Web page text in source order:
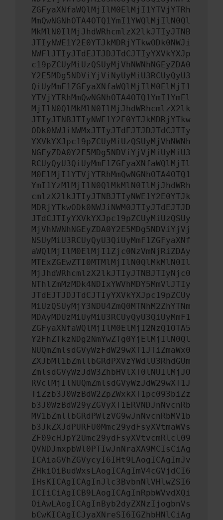
ZGFyaXNfaWQlMjIlM0ElMjI1YTVjYTRh
MmQwNGNhOTA4OTQ1YmI1YWQlMjIlN0Ql
MkMlN0IlMjJhdWRhcmlzX2lkJTIyJTNB
JTIyNWE1Y2E0YTJkMDRjYTkwODk0NWJi
NWFlJTIyJTdEJTJDJTdCJTIyYXVkYXJp
c19pZCUyMiUzQSUyMjVhNWNhNGEyZDA0
Y2E5MDg5NDViYjViNyUyMiU3RCUyQyU3
QiUyMmF1ZGFyaXNfaWQlMjIlM0ElMjI1
YTVjYTRhMmQwNGNhOTA4OTQ1YmI1YmEl
MjIlN0QlMkMlN0IlMjJhdWRhcmlzX2lk
JTIyJTNBJTIyNWE1Y2E0YTJkMDRjYTkw
ODk0NWJiNWMxJTIyJTdEJTJDJTdCJTIy
YXVkYXJpc19pZCUyMiUzQSUyMjVhNWNh
NGEyZDA0Y2E5MDg5NDViYjVjMiUyMiU3
RCUyQyU3QiUyMmF1ZGFyaXNfaWQlMjIl
M0ElMjI1YTVjYTRhMmQwNGNhOTA4OTQ1
YmI1YzMlMjIlN0QlMkMlN0IlMjJhdWRh
cmlzX2lkJTIyJTNBJTIyNWE1Y2E0YTJk
MDRjYTkwODk0NWJiNWM0JTIyJTdEJTJD
JTdCJTIyYXVkYXJpc19pZCUyMiUzQSUy
MjVhNWNhNGEyZDA0Y2E5MDg5NDViYjVj
NSUyMiU3RCUyQyU3QiUyMmF1ZGFyaXNf
aWQlMjIlM0ElMjI1Zjc0NzVmNjRiZDAy
MTExZGEwZTI0MTMlMjIlN0QlMkMlN0Il
MjJhdWRhcmlzX2lkJTIyJTNBJTIyNjc0
NThlZmMzMDk4NDIxYWVhMDY5MmVlJTIy
JTdEJTJDJTdCJTIyYXVkYXJpc19pZCUy
MiUzQSUyMjY3NDU4ZmQ0MTNhM2ZhYTNm
MDAyMDUzMiUyMiU3RCUyQyU3QiUyMmF1
ZGFyaXNfaWQlMjIlM0ElMjI2NzQ1OTA5
Y2FhZTkzNDg2NmYwZTg0YjElMjIlN0Ql
NUQmZmlsdGVyWzFdW29wXT1JTiZmaWx0
ZXJbMl1bZmllbGRdPXVzYWdlU3RhdGUm
ZmlsdGVyWzJdW3ZhbHVlXT0lNUIlMjJO
RVclMjIlNUQmZmlsdGVyWzJdW29wXT1J
TiZzb3J0WzBdW2ZpZWxkXT1pc093biZz
b3J0WzBdW29yZGVyXT1ERVNDJnNvcnRb
MV1bZmllbGRdPWlzVG9wJnNvcnRbMV1b
b3JkZXJdPURFU0Mmc29ydFsyXVtmaWVs
ZF09cHJpY2Umc29ydFsyXVtvcmRlcl09
QVNDJmxpbWl0PTIwJnNraXA9MCIsCiAg
ICAiaGVhZGVycyI6IHt9LAogICAgImJv
ZHkiOiBudWxsLAogICAgImV4cGVjdCI6
IHsKICAgICAgInJlc3BvbnNlVHlwZSI6
ICIiCiAgICB9LAogICAgInRpbWVvdXQi
OiAwLAogICAgInByb2dyZXNzIjogbnVs
bCwKICAgICJyaXNreSI6IGZhbHNlCiAg